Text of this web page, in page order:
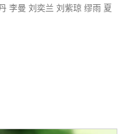
李曼 刘奕兰 刘紫琼 缪雨 夏